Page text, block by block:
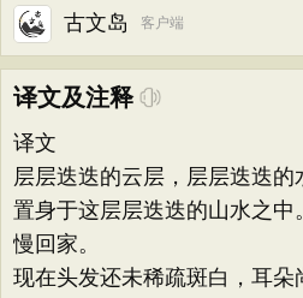
古文岛 客户端
译文及注释
译文
层层迭迭的云层，层层迭迭
置身于这层层迭迭的山水之中
慢回家。
现在头发还未稀疏斑白，耳朵